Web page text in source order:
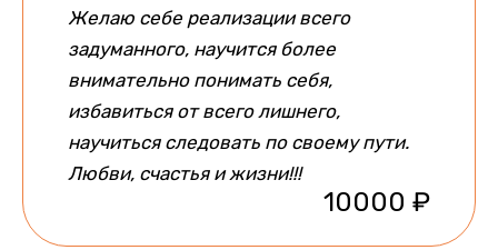
Желаю себе реализации всего
задуманного, научится более
внимательно понимать себя,
избавиться от всего лишнего,
научиться следовать по своему пути.
Любви, счастья и жизни!!!
10000 ₽